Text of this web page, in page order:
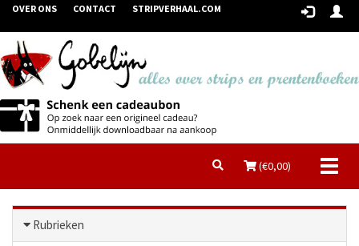
OVER ONS CONTACT STRIPVERHAAL.COM
(€0,00)
Rubrieken